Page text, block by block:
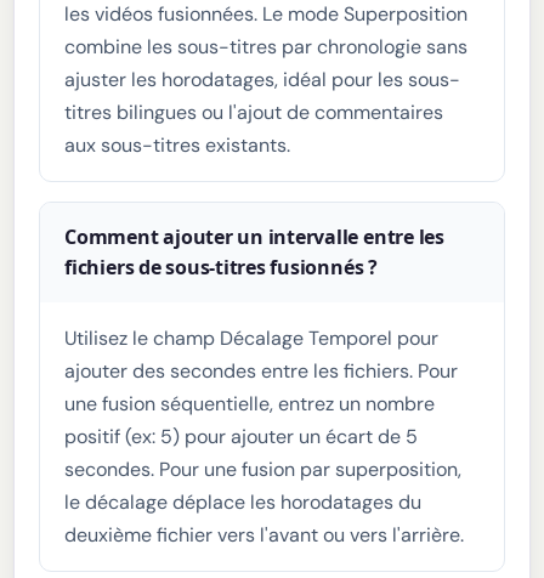
les vidéos fusionnées. Le mode Superposition
combine les sous-titres par chronologie sans
ajuster les horodatages, idéal pour les sous-
titres bilingues ou l'ajout de commentaires
aux sous-titres existants.
Comment ajouter un intervalle entre les
fichiers de sous-titres fusionnés ?
Utilisez le champ Décalage Temporel pour
ajouter des secondes entre les fichiers. Pour
une fusion séquentielle, entrez un nombre
positif (ex: 5) pour ajouter un écart de 5
secondes. Pour une fusion par superposition,
le décalage déplace les horodatages du
deuxième fichier vers l'avant ou vers l'arrière.